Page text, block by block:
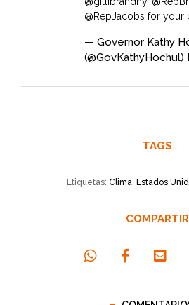
@RepJacobs for your
— Governor Kathy
(@GovKathyHochul)
TAGS
Etiquetas: Clima, Estados
COMPARTIR